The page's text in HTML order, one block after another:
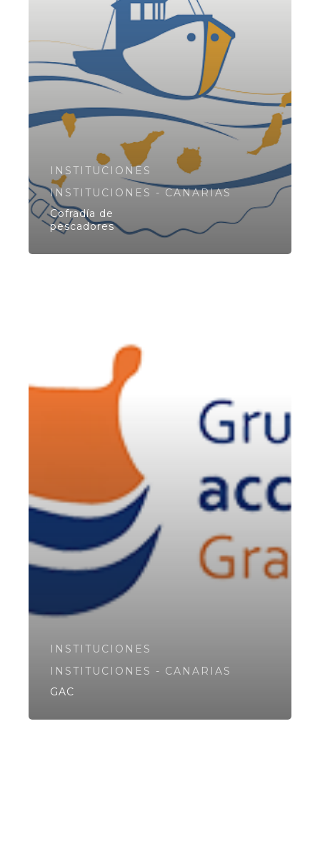
INSTITUCIONES
INSTITUCIONES - CANARIAS
Cofradía de
pescadores
INSTITUCIONES
INSTITUCIONES - CANARIAS
GAC